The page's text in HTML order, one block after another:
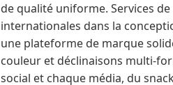
de qualité uniforme. Services
internationales dans la
une plateforme de marque
couleur et déclinaisons multi-
social et chaque média, du